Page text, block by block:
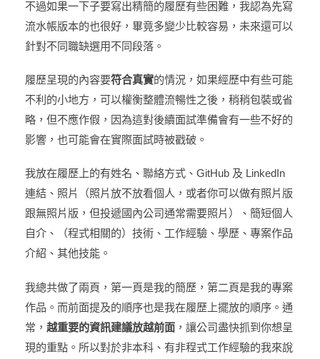
不過如果一下子要寫出精簡的履歷有些困難，我認為先寫
流水帳版本的也很好，畢竟多變少比較容易，未來還可以
針對不同職缺選用不同段落。
履歷呈現的內容要符合真實的情況，如果經歷中有些可能
不利的小地方，可以權衡整體流暢性之後，稍稍包裝或省
略，但不應作假，因為這對後續面試準備會有一些不好的
影響，也可能會在實際面試時被戳破。
我放在履歷上的有姓名、聯絡方式、GitHub 及 LinkedIn
連結、照片（照片放不放看個人，或者你可以做有照片版
跟無照片版，但投遞國內公司通常需要照片）、簡短個人
自介、（程式相關的）技術、工作經驗、學歷、專案作品
介紹、其他技能。
我總共做了兩頁，第一頁是我的簡歷，第二頁是我的專案
作品。而前面提及的順序也是我在履歷上擺放的順序。通
常， 越重要的資訊建議放越前面 ，讓公司盡快抓到你想呈
現的重點。所以對於非本科、有非程式工作經驗的我來說